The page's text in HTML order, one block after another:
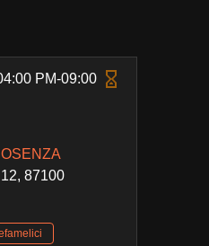
PM-09:00
87100